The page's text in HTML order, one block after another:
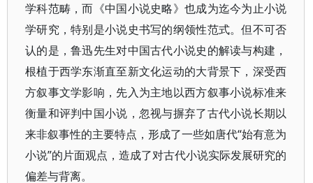
学科范畴，而《中国小说史略》也成为迄今为止小说
学研究，特别是小说史书写的纲领性范式。但不可否
认的是，鲁迅先生对中国古代小说史的解读与构建，
根植于西学东渐直至新文化运动的大背景下，深受西
方叙事文学影响，先入为主地以西方叙事小说标准来
衡量和评判中国小说，忽视与摒弃了古代小说长期以
来非叙事性的主要特点，形成了一些如唐代“始有意为
小说”的片面观点，造成了对古代小说实际发展研究的
偏差与背离。